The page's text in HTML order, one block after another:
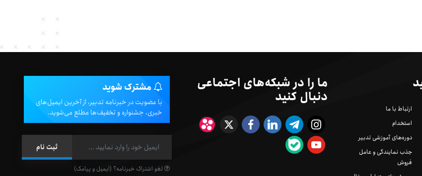
ارتباط با ما
استخدام
دوره‌های آموزشی تدبیر
جذب نمایندگی و عامل
فروش
ما را در شبکه‌های اجتماعی
دنبال کنید مشترک شوید
با عضویت در خبرنامه تدبیر، از آخرین ایمیل‌های
خبری، جشنواره و تخفیف‌ها مطلع می‌شوید.
لغو اشتراک خبرنامه؟ (ایمیل و پیامک)